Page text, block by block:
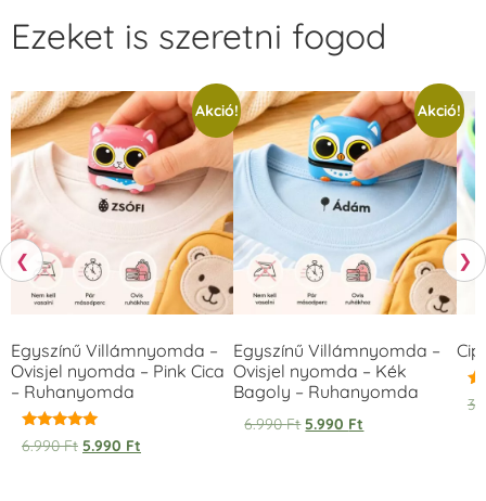
❮
Ezeket is szeretni fogod
Akció!
Egyszínű Villámnyomda –
Ovisjel nyomda – Pink Cica
– Ruhanyomda
Értékelés:
5.00
6.990Ft 5.990 Ft
Akció!
Egyszínű Villámnyomda –
Ovisjel nyomda – Kék
Bagoly – Ruhanyomda
6.990Ft 5.990 Ft
❯